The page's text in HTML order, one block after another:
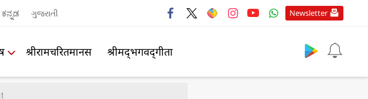
ಕನ್ನಡ ગુજરાતી Newsletter
श्रीरामचरितमानस श्रीमद्‍भगवद्‍गीता